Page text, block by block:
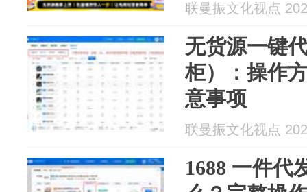
联曼振文化视点
无货源一键
柜）：操作
意事项
联曼振文化视点
1688 一件代